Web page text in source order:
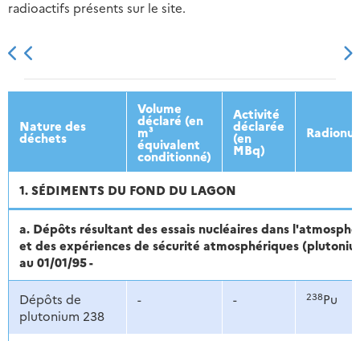
radioactifs présents sur le site.
2013 2014 2015 2016
Nature des
déchets
Volume
déclaré (en
m³
équivalent
conditionné)
Activité
déclarée
(en
MBq)
1. SÉDIMENTS DU FOND DU LAGON
a. Dépôts résultant des essais nucléaires dans
et des expériences de sécurité atmosphériques
au 01/01/95 -
Dépôts de
plutonium 238
- - 238Pu